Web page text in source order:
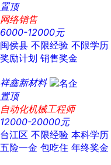
置顶
网络销售
6000-12000元
闽侯县 不限经验 不限学历
奖励计划 销售奖金
祥鑫新材料
置顶
自动化机械工程师
12000-20000元
台江区 不限经验 本科学历
五险一金 包吃住 年终奖金